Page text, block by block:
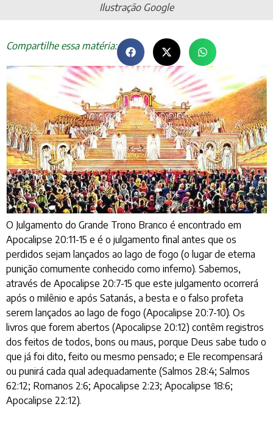
Ilustração Google
Compartilhe essa matéria:
O Julgamento do Grande Trono Branco é encontrado em
Apocalipse 20:11-15 e é o julgamento final antes que os
perdidos sejam lançados ao lago de fogo (o lugar de eterna
punição comumente conhecido como inferno). Sabemos,
através de Apocalipse 20:7-15 que este julgamento ocorrerá
após o milênio e após Satanás, a besta e o falso profeta
serem lançados ao lago de fogo (Apocalipse 20:7-10). Os
livros que forem abertos (Apocalipse 20:12) contêm registros
dos feitos de todos, bons ou maus, porque Deus sabe tudo o
que já foi dito, feito ou mesmo pensado; e Ele recompensará
ou punirá cada qual adequadamente (Salmos 28:4; Salmos
62:12; Romanos 2:6; Apocalipse 2:23; Apocalipse 18:6;
Apocalipse 22:12).